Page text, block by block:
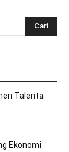
Talenta
Ekonomi